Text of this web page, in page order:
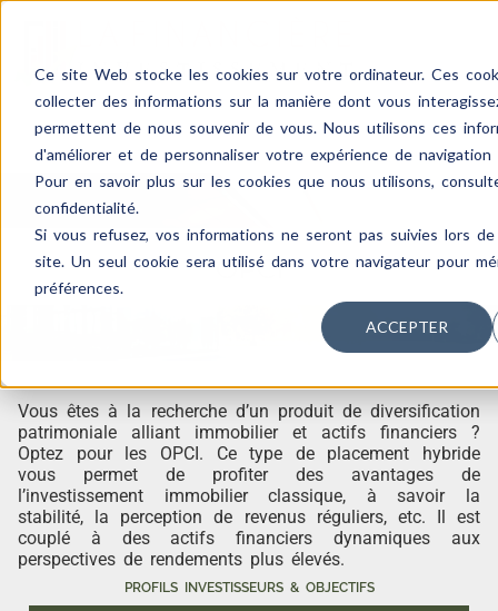
Ce site Web stocke les cookies sur votre ordinateur. Ces
collecter des informations sur la manière dont vous
permettent de nous souvenir de vous. Nous utilisons ces
d'améliorer et de personnaliser votre expérience de
Pour en savoir plus sur les cookies que nous utilisons,
confidentialité.
Si vous refusez, vos informations ne seront pas suivies lors
site. Un seul cookie sera utilisé dans votre navigateur pour
préférences.
ACCEPTER
OPCI
Vous êtes à la recherche d’un produit de diversification
patrimoniale alliant immobilier et actifs financiers ?
Optez pour les OPCI. Ce type de placement hybride
vous permet de profiter des avantages de
l’investissement immobilier classique, à savoir la
stabilité, la perception de revenus réguliers, etc. Il est
couplé à des actifs financiers dynamiques aux
perspectives de rendements plus élevés.
PROFILS INVESTISSEURS & OBJECTIFS